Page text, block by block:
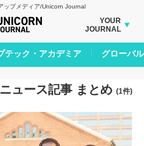
ップメディア/Unicorn Journal
YOUR
JOURNAL
JOURNAL
JOURNAL
ュース記事 まとめ (1件)
テック・アカデミア グローバル